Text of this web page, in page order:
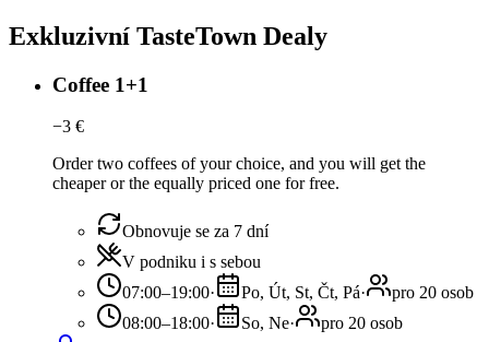
Exkluzivní TasteTown Dealy
Coffee 1+1
−3 €
Order two coffees of your choice, and you will get the
cheaper or the equally priced one for free.
Obnovuje se za 7 dní
V podniku i s sebou
07:00–19:00· Po, Út, St, Čt, Pá·
pro 20 osob
08:00–18:00· So, Ne·
pro 20 osob